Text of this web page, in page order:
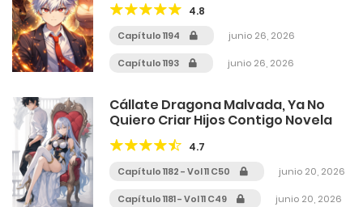
4.8
Capítulo 1194 junio 26, 2026
Capítulo 1193 junio 26, 2026
Cállate Dragona Malvada, Ya No
Quiero Criar Hijos Contigo Novela
4.7
Capítulo 1182 - Vol 11 C50 junio 20, 2026
Capítulo 1181 - Vol 11 C49 junio 20, 2026